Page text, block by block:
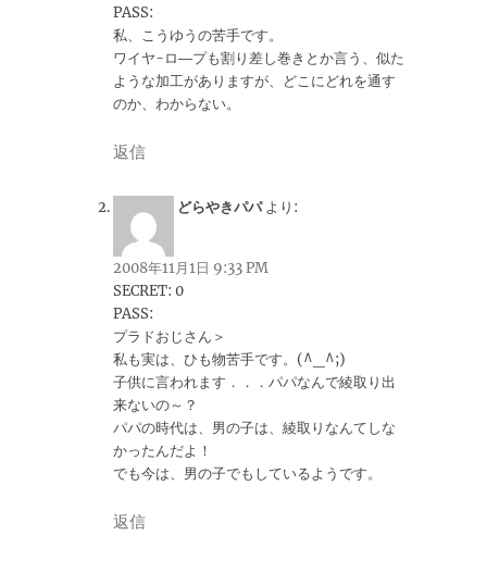
PASS:
私、こうゆうの苦手です。
ワイヤ-ロ―プも割り差し巻きとか言う、似た
ような加工がありますが、どこにどれを通す
のか、わからない。
返信
どらやきパパ より:
2008年11月1日 9:33 PM
SECRET: 0
PASS:
プラドおじさん＞
私も実は、ひも物苦手です。(^_^;)
子供に言われます．．．パパなんで綾取り出
来ないの～？
パパの時代は、男の子は、綾取りなんてしな
かったんだよ！
でも今は、男の子でもしているようです。
返信